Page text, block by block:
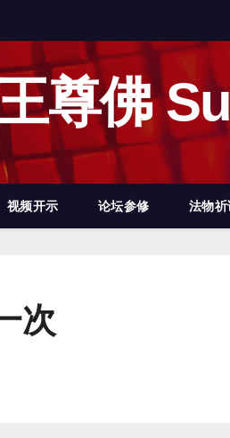
尊佛
视频开示 论坛参修 法物祈
次